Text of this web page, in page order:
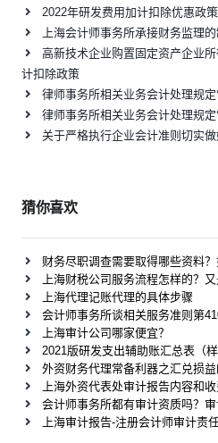
2022年研发费用加计扣除优惠政
上海会计师事务所承接财务监理
高新技术企业购置固定资产企业
计扣除政策
律师事务所相关业务会计处理规定
律师事务所相关业务会计处理规定
关于严格执行企业会计准则切实
猜你喜欢
财务尽职调查需要取得哪些资料
上海财税公司服务流程怎样的？又
上海代理记账代理的具体步骤
会计师事务所谈相关服务准则第
上海审计公司哪家便宜？
2021版研发支出辅助账汇总表（样
外资财务代理常备利器之汇兑损
上海外资代表处审计报告内容和
会计师事务所都有审计资质吗？
上海审计报告-注册会计师审计责